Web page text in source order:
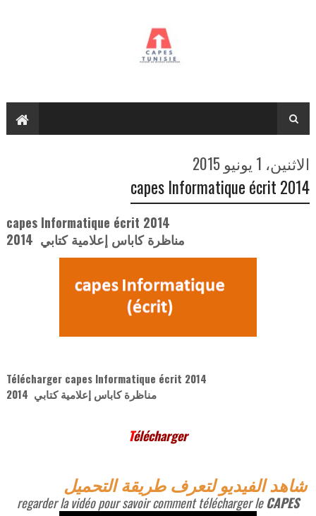
الاثنين، 1 يونيو 2015
capes Informatique écrit 2014
capes Informatique écrit 2014
مناظرة كاباس إعلامية كتابي 2014
Télécharger capes Informatique écrit 2014
مناظرة كاباس إعلامية كتابي 2014
Télécharger
شاهد الفيديو لتعرف طريقة التحميل
regarder la vidéo pour savoir comment télécharger leCAPES